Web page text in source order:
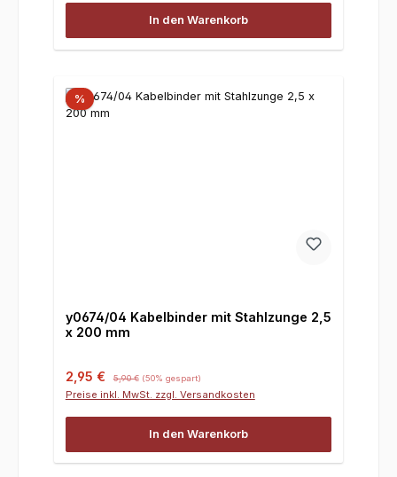
In den Warenkorb
%
y0674/04 Kabelbinder mit Stahlzunge 2,5
x 200 mm
Verkaufspreis:
2,95 € 5,90 € (50% gespart)
Preise inkl. MwSt. zzgl. Versandkosten
In den Warenkorb